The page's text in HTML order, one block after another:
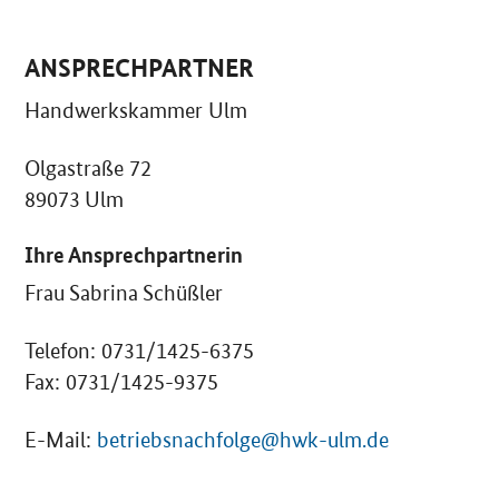
ANSPRECHPARTNER
Handwerkskammer Ulm
Olgastraße 72
89073 Ulm
Ihre Ansprechpartnerin
Frau Sabrina Schüßler
Telefon: 0731/1425-6375
Fax: 0731/1425-9375
E-Mail: betriebsnachfolge@hwk-ulm.de